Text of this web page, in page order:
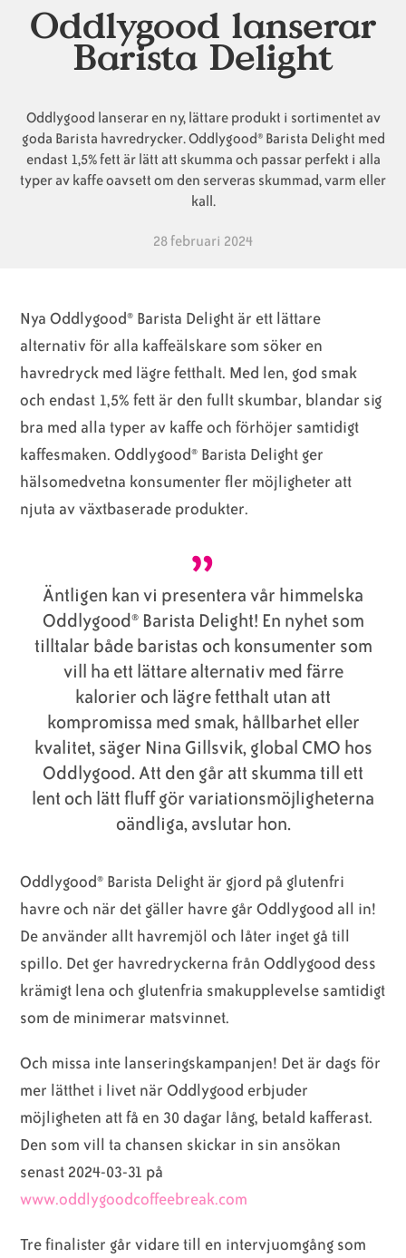
Animaliska
ingredienser
Veganska
konsumentlistor
Vanliga
frågor
Veganska
Veganska
certifieringar
Oddlygood lanserar
Barista Delight
Oddlygood lanserar en ny, lättare produkt i sortimentet av
goda Barista havredrycker. Oddlygood® Barista Delight med
endast 1,5% fett är lätt att skumma och passar perfekt i alla
typer av kaffe oavsett om den serveras skummad, varm eller
kall.
28 februari 2024
Nya Oddlygood® Barista Delight är ett lättare
alternativ för alla kaffeälskare som söker en
havredryck med lägre fetthalt. Med len, god smak
och endast 1,5% fett är den fullt skumbar, blandar sig
bra med alla typer av kaffe och förhöjer samtidigt
kaffesmaken. Oddlygood® Barista Delight ger
hälsomedvetna konsumenter fler möjligheter att
njuta av växtbaserade produkter.
Äntligen kan vi presentera vår himmelska
Oddlygood® Barista Delight! En nyhet som
tilltalar både baristas och konsumenter som
vill ha ett lättare alternativ med färre
kalorier och lägre fetthalt utan att
kompromissa med smak, hållbarhet eller
kvalitet, säger Nina Gillsvik, global CMO hos
Oddlygood. Att den går att skumma till ett
lent och lätt fluff gör variationsmöjligheterna
oändliga, avslutar hon.
Oddlygood® Barista Delight är gjord på glutenfri
havre och när det gäller havre går Oddlygood all in!
De använder allt havremjöl och låter inget gå till
spillo. Det ger havredryckerna från Oddlygood dess
krämigt lena och glutenfria smakupplevelse samtidigt
som de minimerar matsvinnet.
Och missa inte lanseringskampanjen! Det är dags för
mer lätthet i livet när Oddlygood erbjuder
möjligheten att få en 30 dagar lång, betald kafferast.
Den som vill ta chansen skickar in sin ansökan
senast 2024-03-31 på
www.oddlygoodcoffeebreak.com
Tre finalister går vidare till en intervjuomgång som